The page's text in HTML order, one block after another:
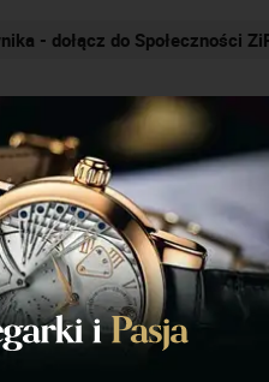
- dołącz do Społeczności ZiP